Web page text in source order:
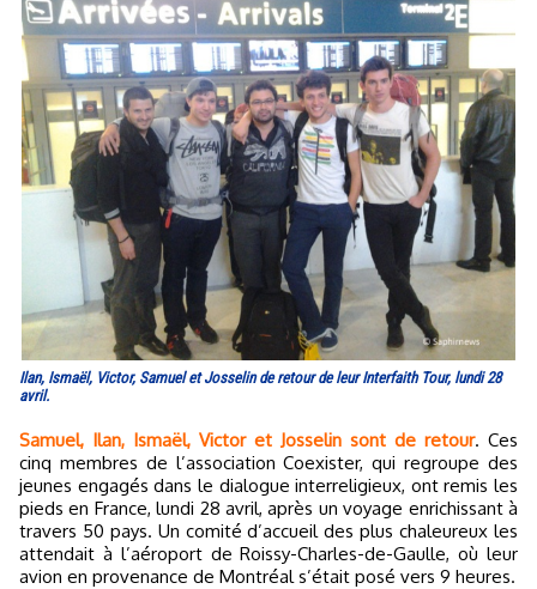
Ilan, Ismaël, Victor, Samuel et Josselin de retour de leur Interfaith Tour, lundi 28
avril.
Samuel, Ilan, Ismaël, Victor et Josselin sont de retour. Ces
cinq membres de l’association Coexister, qui regroupe des
jeunes engagés dans le dialogue interreligieux, ont remis les
pieds en France, lundi 28 avril, après un voyage enrichissant à
travers 50 pays. Un comité d’accueil des plus chaleureux les
attendait à l’aéroport de Roissy-Charles-de-Gaulle, où leur
avion en provenance de Montréal s’était posé vers 9 heures.